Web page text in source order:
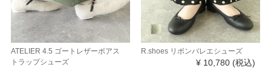
ATELIER 4.5 ゴートレザーボアス
トラップシューズ
R.shoes リボンバレエシューズ
¥ 10,780 (税込)